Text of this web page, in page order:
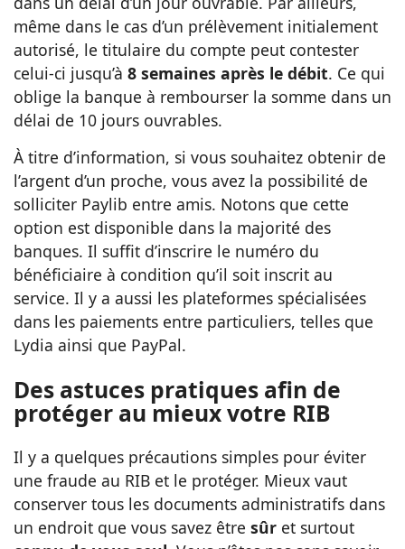
même dans le cas d’un prélèvement initialement
autorisé, le titulaire du compte peut contester
celui-ci jusqu’à 8 semaines après le débit. Ce qui
oblige la banque à rembourser la somme dans un
délai de 10 jours ouvrables.
À titre d’information, si vous souhaitez obtenir de
l’argent d’un proche, vous avez la possibilité de
solliciter Paylib entre amis. Notons que cette
option est disponible dans la majorité des
banques. Il suffit d’inscrire le numéro du
bénéficiaire à condition qu’il soit inscrit au
service. Il y a aussi les plateformes spécialisées
dans les paiements entre particuliers, telles que
Lydia ainsi que PayPal.
Des astuces pratiques afin de
protéger au mieux votre RIB
Il y a quelques précautions simples pour éviter
une fraude au RIB et le protéger. Mieux vaut
conserver tous les documents administratifs dans
un endroit que vous savez être sûr et surtout